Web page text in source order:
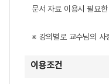
문서 자료 이용시 필요
※ 강의별로 교수님의 사
이용조건